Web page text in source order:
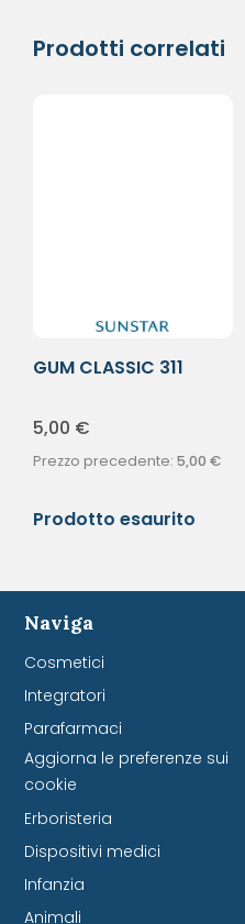
Prodotti correlati
GUM CLASSIC 311
5,00 €
Prezzo precedente: 5,00 €
Prodotto esaurito
Naviga
Cosmetici
Integratori
Parafarmaci
Aggiorna le preferenze sui
cookie
Erboristeria
Dispositivi medici
Infanzia
Animali